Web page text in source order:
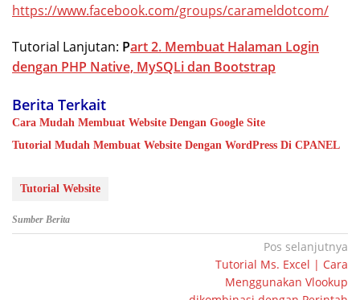
https://www.facebook.com/groups/carameldotcom/
Tutorial Lanjutan: Part 2. Membuat Halaman Login
dengan PHP Native, MySQLi dan Bootstrap
Berita Terkait
Cara Mudah Membuat Website Dengan Google Site
Tutorial Mudah Membuat Website Dengan WordPress Di CPANEL
Tutorial Website
Sumber Berita
Pos selanjutnya
Tutorial Ms. Excel | Cara
Menggunakan Vlookup